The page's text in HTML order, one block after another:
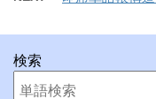
検索